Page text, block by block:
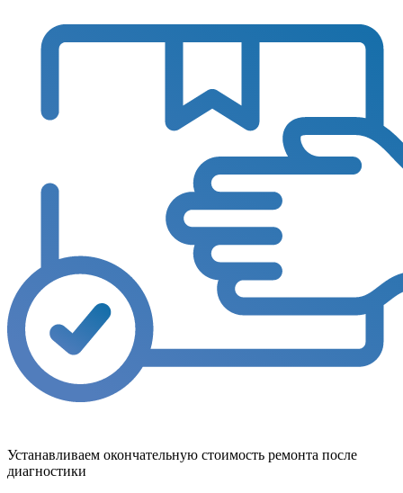
Устанавливаем окончательную стоимость ремонта после
диагностики